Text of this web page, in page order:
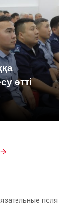
өтті
поля